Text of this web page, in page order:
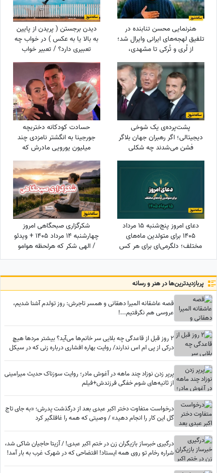
هنرنمایی محسن تنابنده در
تلفیق لهجه‌های ایرانی وایرال شد؛
از لُری و تُرکی تا مشهدی،
مازندرانی و فارسی دری + ویدئو
دیدن برجستن ( پریدن از پایین
به بالا یا به عکس ) در خواب چه
تعبیری دارد؟ / تعبیر خواب
برجستن
پشت‌پرده‌ی یک شوخی
دیجیتالی؛ اگر رهبران جهان بلاگر
فشن می‌شدند چه شکلی
می‌شدند؟
حسادت کودکانه دختربچه
جورجینا به انگشتر نامزدی چند
میلیون یورویی مادرش که
رونالدو به او هدیه داده بود!
دعای امروز پنج‌شنبه 15 مرداد
1405 برای متولدین ماه‌های
مختلف؛ دلگرمی‌ای برای هر کس
که در آرزوها و نیازهای زندگی
شکرگزاری صبحگاهی امروز
چهارشنبه 14 مرداد 1405 + ویدئو
/ الهی شکر که هرلحظه هوامو
داشتی؛ حتی لحظاتی که خودم
پربازدید‌ترین‌ها در هنر و رسانه
قصه عاشقانه المیرا دهقانی و همسر تاجرش: روز تولدم آشنا شدیم،
عروسی هم نگرفتیم...!
2 روز قبل از قاعدگی چه بلایی سر خانم‌ها می‌آید؟ بیشتر مردها هیچ
درکی از پی ام اس ندارند/ روایت بهاره افشاری درباره زنی که در سیکل
پرپر زدن نوزاد چند ماهه در آغوش مادر؛ روایت سوزناک حدیث میرامینی
از ثانیه‌های شوم خفگی فرزندش+فیلم
درخواست متفاوت دختر اکبر عبدی بعد از درگذشت پدرش؛ «به جای تاج
گل این کار را انجام دهید» / وصیتی که همه را غافلگیر کرد
درگیری خبرساز بازیگران زن در ختم اکبر عبدی! / آزیتا حاجیان شاکی شد،
شراره رخام تو روی همه ایستاد! افتضاحی که در شهرک غرب به بار آمد!